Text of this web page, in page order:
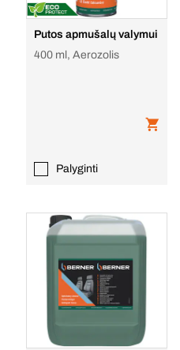
Putos apmušalų valymui
400 ml, Aerozolis
Palyginti